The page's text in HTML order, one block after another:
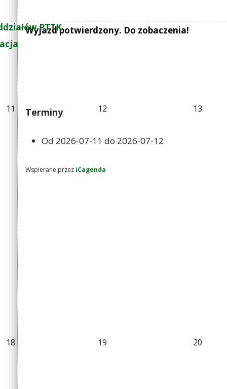
PTTK
11 12 13
18 19 20
Wyjazd potwierdzony. Do zobaczenia!
Terminy
Od 2026-07-11 do 2026-07-12
Wspierane przez iCagenda